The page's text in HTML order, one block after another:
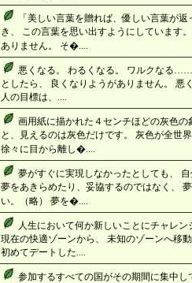
「美しい言葉を贈れば、優しい言葉が
き、 この言葉を思い出すようにしています
ありません。 そ�....
悪くなる。 わるくなる。 ワルクなる
としたら、 良くなりようがありません。
人の目標は、....
画用紙に描かれた４センチほどの灰色
と、見えるのは灰色だけです。 灰色が全世
徐々に目から離し�....
夢がすぐに実現しなかったとしても、
夢をあきらめたり、妥協するのではなく、
い。（略） 夢を�....
人生において何か新しいことにチャレ
現在の快適ゾーンから、 未知のゾーンへ移
初めてデートした....
参加するすべての国がその期間に集中